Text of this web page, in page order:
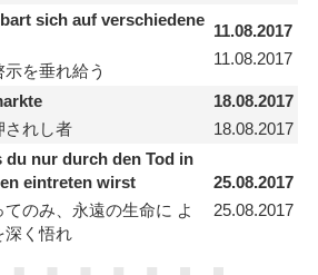
sich auf verschiedene
を垂れ給う
11.08.2017
11.08.2017
されし者
18.08.2017
18.08.2017
du nur durch den Tod in
eintreten wirst
のみ、永遠の生命に よ
深く悟れ
25.08.2017
25.08.2017